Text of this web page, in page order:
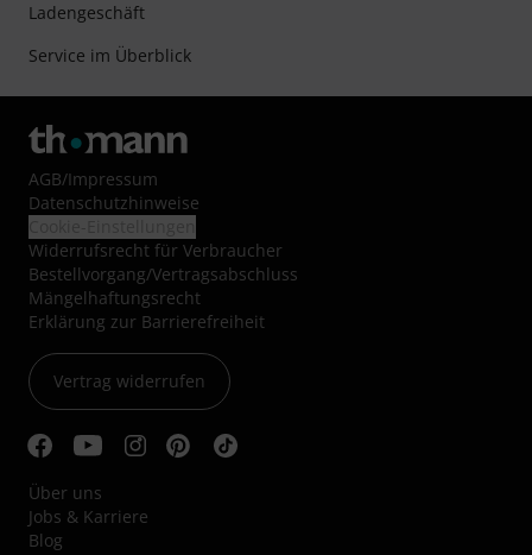
Ladengeschäft
Service im Überblick
AGB/Impressum
Datenschutzhinweise
Widerrufsrecht für Verbraucher
Bestellvorgang/Vertragsabschluss
Mängelhaftungsrecht
Erklärung zur Barrierefreiheit
Vertrag widerrufen
Über uns
Jobs & Karriere
Blog